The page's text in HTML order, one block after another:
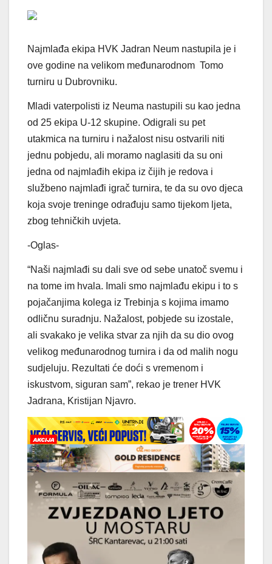
Najmlađa ekipa HVK Jadran Neum nastupila je i
ove godine na velikom međunarodnom Tomo
turniru u Dubrovniku.
Mladi vaterpolisti iz Neuma nastupili su kao jedna
od 25 ekipa U-12 skupine. Odigrali su pet
utakmica na turniru i nažalost nisu ostvarili niti
jednu pobjedu, ali moramo naglasiti da su oni
jedna od najmlađih ekipa iz čijih je redova i
službeno najmlađi igrač turnira, te da su ovo djeca
koja svoje treninge odrađuju samo tijekom ljeta,
zbog tehničkih uvjeta.
-Oglas-
“Naši najmlađi su dali sve od sebe unatoč svemu i
na tome im hvala. Imali smo najmlađu ekipu i to s
pojačanjima kolega iz Trebinja s kojima imamo
odličnu suradnju. Nažalost, pobjede su izostale,
ali svakako je velika stvar za njih da su dio ovog
velikog međunarodnog turnira i da od malih nogu
sudjeluju. Rezultati će doći s vremenom i
iskustvom, siguran sam”, rekao je trener HVK
Jadrana, Kristijan Njavro.